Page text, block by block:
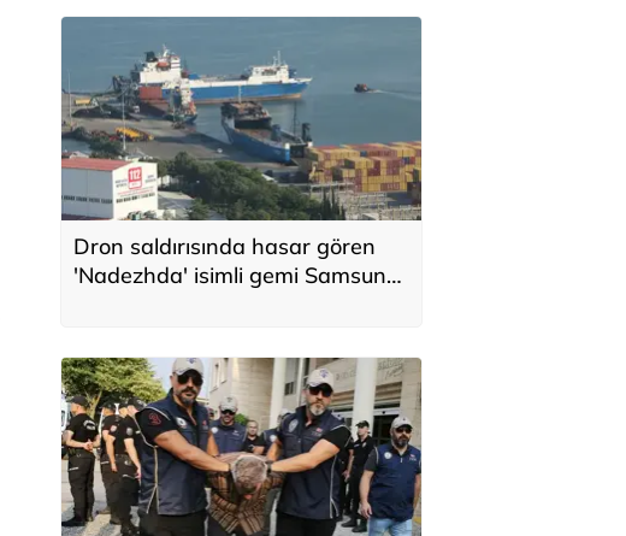
geçeceğiz
Dron saldırısında hasar gören
'Nadezhda' isimli gemi Samsun